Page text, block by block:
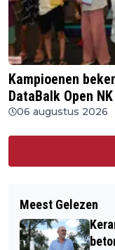
Kampioenen
DataBalk Open
06 augustus 2026
Meest Gelezen